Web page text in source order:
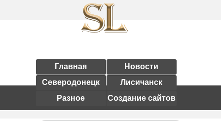
Главная
Новости
Северодонецк
Лисичанск
Разное
Создание сайтов